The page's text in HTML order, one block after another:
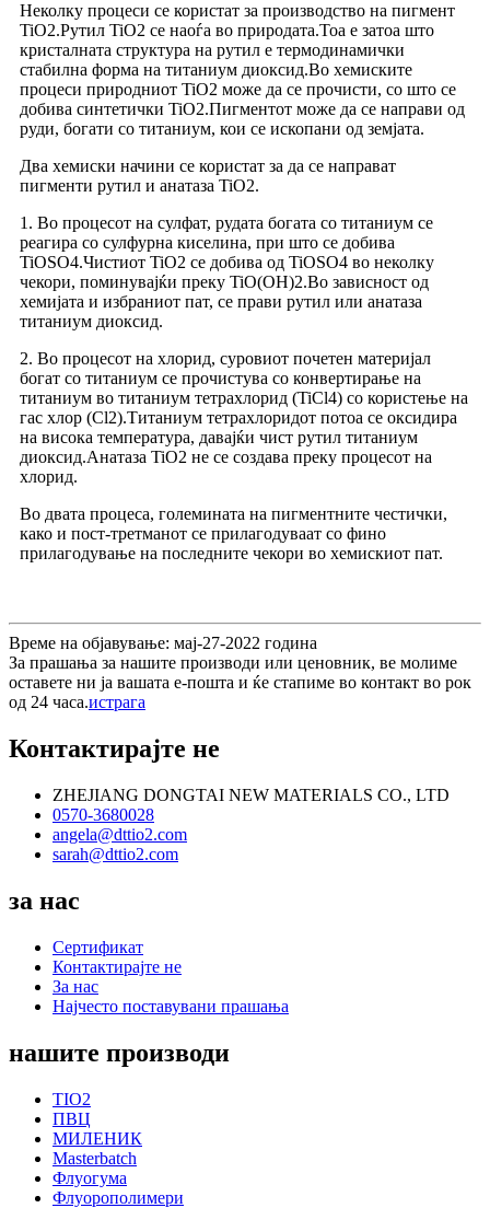
Неколку процеси се користат за производство на пигмент
TiO2.Рутил TiO2 се наоѓа во природата.Тоа е затоа што
кристалната структура на рутил е термодинамички
стабилна форма на титаниум диоксид.Во хемиските
процеси природниот TiO2 може да се прочисти, со што се
добива синтетички TiO2.Пигментот може да се направи од
руди, богати со титаниум, кои се ископани од земјата.
Два хемиски начини се користат за да се направат
пигменти рутил и анатаза TiO2.
1. Во процесот на сулфат, рудата богата со титаниум се
реагира со сулфурна киселина, при што се добива
TiOSO4.Чистиот TiO2 се добива од TiOSO4 во неколку
чекори, поминувајќи преку TiO(OH)2.Во зависност од
хемијата и избраниот пат, се прави рутил или анатаза
титаниум диоксид.
2. Во процесот на хлорид, суровиот почетен материјал
богат со титаниум се прочистува со конвертирање на
титаниум во титаниум тетрахлорид (TiCl4) со користење на
гас хлор (Cl2).Титаниум тетрахлоридот потоа се оксидира
на висока температура, давајќи чист рутил титаниум
диоксид.Анатаза TiO2 не се создава преку процесот на
хлорид.
Во двата процеса, големината на пигментните честички,
како и пост-третманот се прилагодуваат со фино
прилагодување на последните чекори во хемискиот пат.
Време на објавување: мај-27-2022 година
За прашања за нашите производи или ценовник, ве молиме
оставете ни ја вашата е-пошта и ќе стапиме во контакт во рок
од 24 часа.истрага
Контактирајте не
ZHEJIANG DONGTAI NEW MATERIALS CO., LTD
0570-3680028
angela@dttio2.com
sarah@dttio2.com
за нас
Сертификат
Контактирајте не
За нас
Најчесто поставувани прашања
нашите производи
TIO2
ПВЦ
МИЛЕНИК
Masterbatch
Флуогума
Флуорополимери